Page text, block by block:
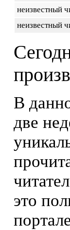
неизвестный
неизвестный
В
две
это